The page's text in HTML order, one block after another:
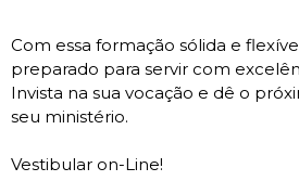
Com essa formação sólida e
preparado para servir com
Invista na sua vocação e dê o
seu ministério.
Vestibular on-Line!